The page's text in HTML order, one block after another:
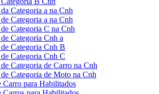
Categoria a na Cnh
Categoria a na Cnh
Categoria C na Cnh
Categoria Cnh a
Categoria Cnh B
Categoria Cnh C
Categoria de Carro na Cnh
Categoria de Moto na Cnh
Carro para Habilitados